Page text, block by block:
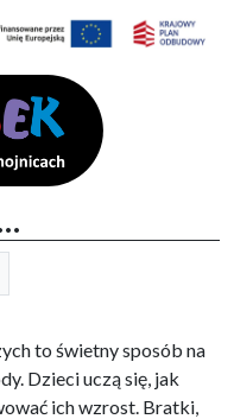
I …
to świetny sposób na
Dzieci uczą się, jak
ich wzrost. Bratki,